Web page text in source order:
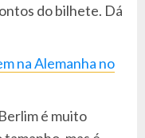
do bilhete. Dá
na Alemanha no
é muito